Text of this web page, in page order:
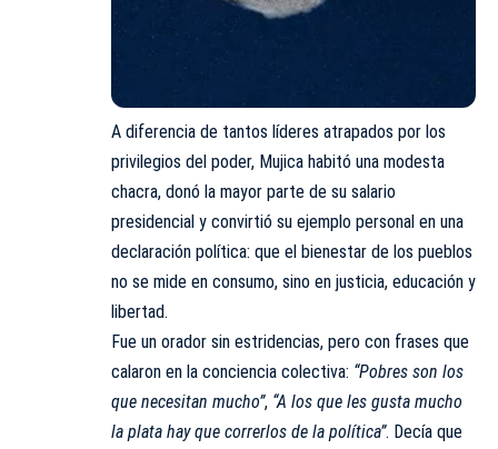
A diferencia de tantos líderes atrapados por los
privilegios del poder, Mujica habitó una modesta
chacra, donó la mayor parte de su salario
presidencial y convirtió su ejemplo personal en una
declaración política: que el bienestar de los pueblos
no se mide en consumo, sino en justicia, educación y
libertad.
Fue un orador sin estridencias, pero con frases que
calaron en la conciencia colectiva: “Pobres son los
que necesitan mucho”, “A los que les gusta mucho
la plata hay que correrlos de la política”. Decía que